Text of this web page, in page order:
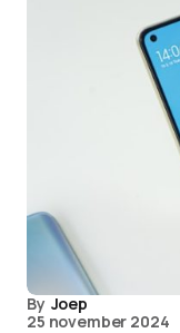
By Joep
25 november 2024